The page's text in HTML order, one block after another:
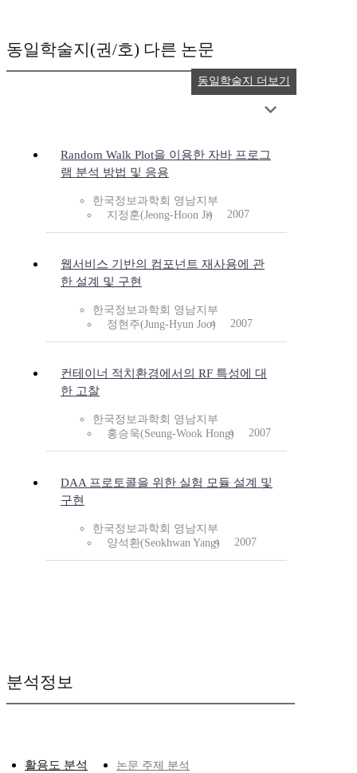
동일학술지(권/호) 다른 논문
Random Walk Plot을 이용한 자바 프로그
램 분석 방법 및 응용
한국정보과학회 영남지부
지정훈(Jeong-Hoon Ji)
2007
웹서비스 기반의 컴포넌트 재사용에 관
한 설계 및 구현
한국정보과학회 영남지부
정현주(Jung-Hyun Joo)
2007
컨테이너 적치환경에서의 RF 특성에 대
한 고찰
한국정보과학회 영남지부
홍승욱(Seung-Wook Hong)
2007
DAA 프로토콜을 위한 실험 모듈 설계 및
구현
한국정보과학회 영남지부
양석환(Seokhwan Yang)
2007
동일학술지 더보기
분석정보
활용도 분석
논문 주제 분석